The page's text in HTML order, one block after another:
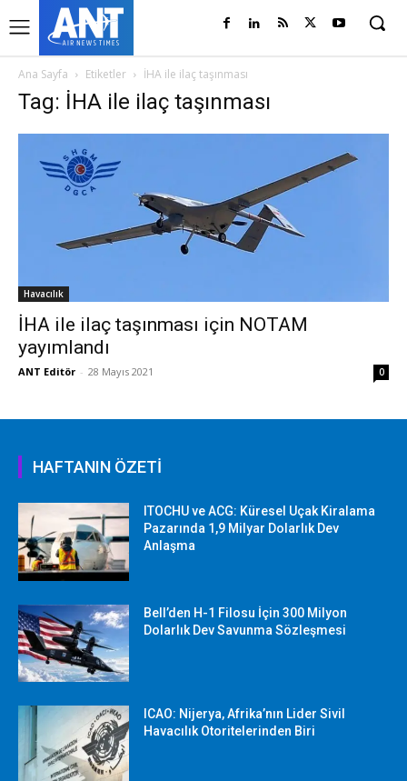
Ana Sayfa Etiketler İHA ile ilaç taşınması
Tag: İHA ile ilaç taşınması
Havacılık
İHA ile ilaç taşınması için NOTAM
yayımlandı
ANT Editör - 28 Mayıs 2021 0
HAFTANIN ÖZETİ
ITOCHU ve ACG: Küresel Uçak Kiralama
Pazarında 1,9 Milyar Dolarlık Dev
Anlaşma
Bell’den H-1 Filosu İçin 300 Milyon
Dolarlık Dev Savunma Sözleşmesi
ICAO: Nijerya, Afrika’nın Lider Sivil
Havacılık Otoritelerinden Biri